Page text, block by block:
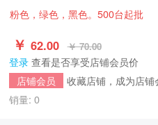
粉色，绿色，黑色。500台起批
￥ 62.00 ￥ 70.00
登录 查看是否享受店铺会员价
店铺会员
收藏店铺，成为店
销量: 0